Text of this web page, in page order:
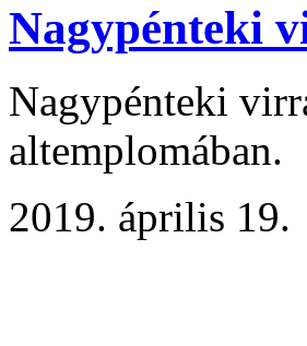
Nagypénteki
Nagypénteki
altemplomában.
2019. április 19.